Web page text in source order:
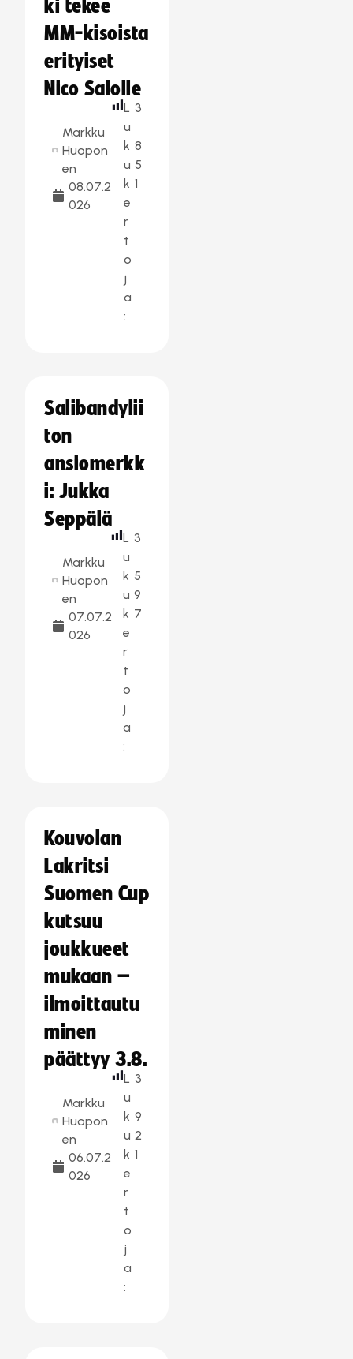
ki tekee
MM-kisoista
erityiset
Nico Salolle
Markku
Huopon
en
08.07.2
026
L
u
k
u
k
e
r
t
o
j
a
:
3
8
5
1
Salibandylii
ton
ansiomerkk
i: Jukka
Seppälä
Markku
Huopon
en
07.07.2
026
L
u
k
u
k
e
r
t
o
j
a
:
3
5
9
7
Kouvolan
Lakritsi
Suomen Cup
kutsuu
joukkueet
mukaan –
ilmoittautu
minen
päättyy 3.8.
Markku
Huopon
en
06.07.2
026
L
u
k
u
k
e
r
t
o
j
a
:
3
9
2
1